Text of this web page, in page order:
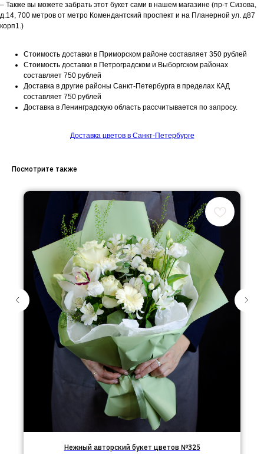
– Также вы можете забрать этот букет сами в нашем магазине (пр-т Сизова,
д.14, 700 метров от метро Комендантский проспект и на Планерной ул. д87
корп1.)
Стоимость доставки в Приморском районе составляет 350 рублей
Стоимость доставки в Петроградском и Выборгском районах
составляет 750 рублей
Доставка в другие районы Санкт-Петербурга в пределах КАД
составляет 750 рублей
Доставка в Ленинградскую область рассчитывается по запросу.
Доставка цветов в Санкт-Петербурге
Посмотрите также
Нежный авторский букет цветов №325